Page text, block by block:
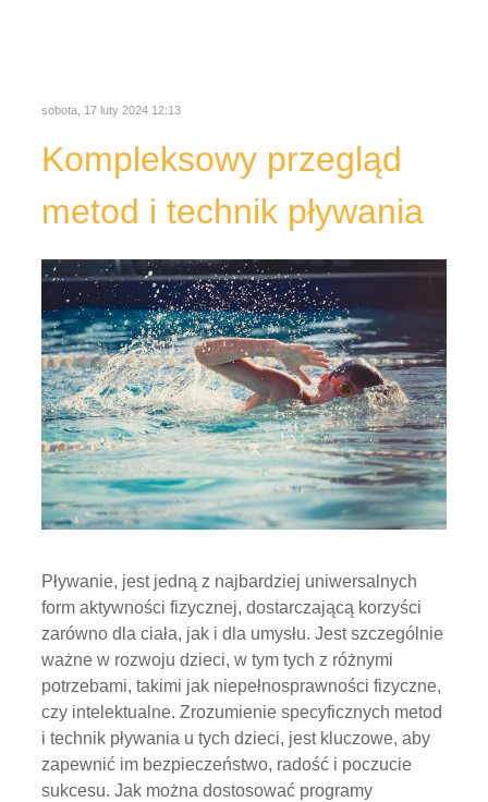
sobota, 17 luty 2024 12:13
Kompleksowy przegląd
metod i technik pływania
Pływanie, jest jedną z najbardziej uniwersalnych
form aktywności fizycznej, dostarczającą korzyści
zarówno dla ciała, jak i dla umysłu. Jest szczególnie
ważne w rozwoju dzieci, w tym tych z różnymi
potrzebami, takimi jak niepełnosprawności fizyczne,
czy intelektualne. Zrozumienie specyficznych metod
i technik pływania u tych dzieci, jest kluczowe, aby
zapewnić im bezpieczeństwo, radość i poczucie
sukcesu. Jak można dostosować programy